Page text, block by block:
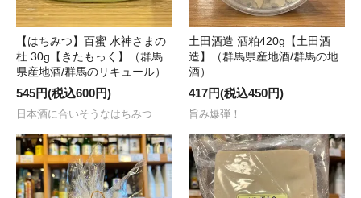
【はちみつ】百蜜 水神さまの
杜 30g【きたもっく】（群馬
県産地酒/群馬のリキュール）
545円(税込600円)
日本酒に合いそうなはちみつ
土田酒造 酒粕420g【土田酒
造】（群馬県産地酒/群馬の地
酒）
417円(税込450円)
旨み爆弾！